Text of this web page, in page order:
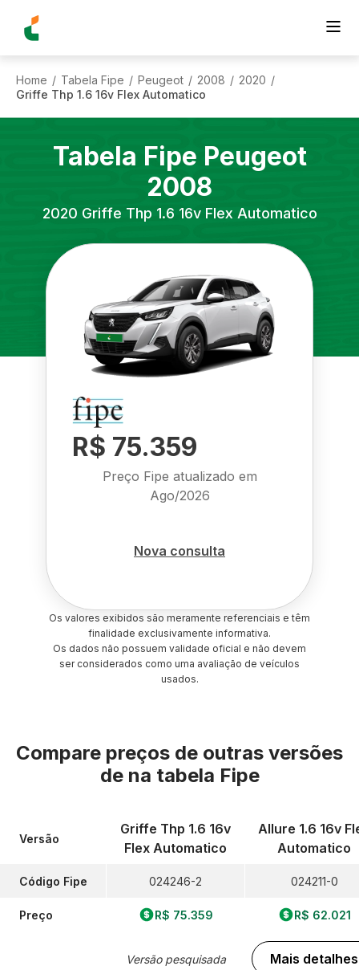
Home / Tabela Fipe / Peugeot / 2008 / 2020 /
Griffe Thp 1.6 16v Flex Automatico
Tabela Fipe Peugeot
2008
2020 Griffe Thp 1.6 16v Flex Automatico
R$ 75.359
Preço Fipe atualizado em
Ago/2026
Nova consulta
Os valores exibidos são meramente referenciais e têm
finalidade exclusivamente informativa.
Os dados não possuem validade oficial e não devem
ser considerados como uma avaliação de veículos
usados.
Compare preços de outras versões
de na tabela Fipe
Versão
Código Fipe
Preço
Griffe Thp 1.6 16v
Flex Automatico
024246-2
R$ 75.359
Versão pesquisada
Allure 1.6 16v
Automatico
024211-0
R$ 62.021
Mais detalhes